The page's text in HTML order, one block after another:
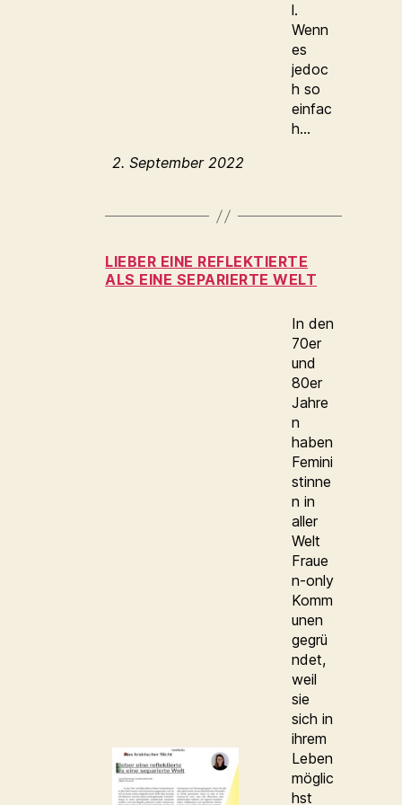
l.
Wenn
es
jedoc
h so
einfac
h…
2. September 2022
LIEBER EINE REFLEKTIERTE
ALS EINE SEPARIERTE WELT
In den
70er
und
80er
Jahre
n
haben
Femini
stinne
n in
aller
Welt
Fraue
n-only
Komm
unen
gegrü
ndet,
weil
sie
sich in
ihrem
Leben
möglic
hst